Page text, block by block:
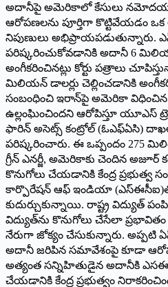
అదానీపై అమెరికాలో కేసులు
ఆరోపణలను పూర్తిగా కొట్టివేయడం
నిపుణులు అభిప్రాయపడుతున్నారు.
పరిష్కరించుకోవడానికి అదానీ 6
అంగీకరించినట్లు కోర్టు పత్రాలు
మిలియన్ డాలర్లు చెల్లించడానికి
సంబంధించి ఇరాన్‌పై అమెరికా విధించిన
ఉల్లంఘించిందని ఆరోపిస్తూ యూఎస్
ఫారిన్ అసెట్స్ కంట్రోల్ (ఓఎఫ్‌ఏసి)
పరిష్కరించారు. ఈ ఒప్పందం 275
గ్రీన్ ఎనర్జీ, అమెరికాకు చెందిన అజూర్
కొనుగోలు చేయడానికి కేంద్ర ప్రభుత్వ
కార్పొరేషన్ ఆఫ్ ఇండియా (ఎస్ఈసీఐ)తో
కుదుర్చుకున్నాయి. రాష్ట్ర విద్యుత్
విద్యుత్‌ను కొనుగోలు చేసేలా
నేరుగా జోక్యం చేసుకున్నారు. అప్పటి
అదానీ జరిపిన సమావేశంపై కూడా
అత్యంత సన్నిహితుడైన అదానీకి
చేయడానికి కేంద్ర ప్రభుత్వం